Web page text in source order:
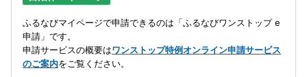
ふるなびマイページで申請できるのは「ふるなびワンストップ e
申請」です。
申請サービスの概要はワンストップ特例オンライン申請サービス
のご案内をご覧ください。